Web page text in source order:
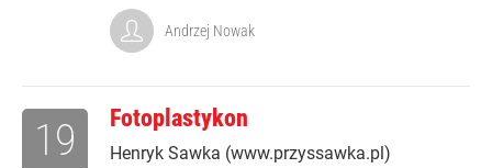
Andrzej Nowak
Fotoplastykon
Henryk Sawka (www.przyssawka.pl)
19